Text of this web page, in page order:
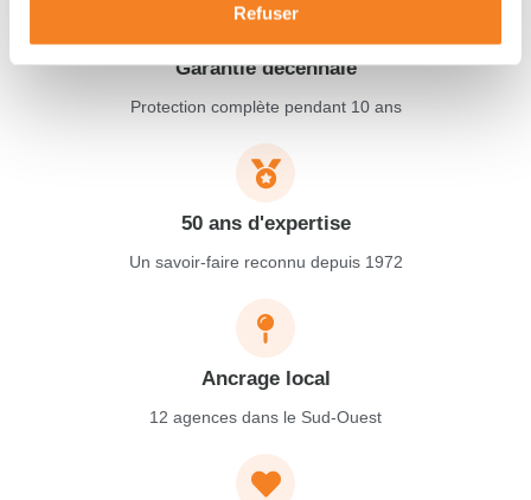
Refuser
Garantie décennale
Protection complète pendant 10 ans
50 ans d'expertise
Un savoir-faire reconnu depuis 1972
Ancrage local
12 agences dans le Sud-Ouest